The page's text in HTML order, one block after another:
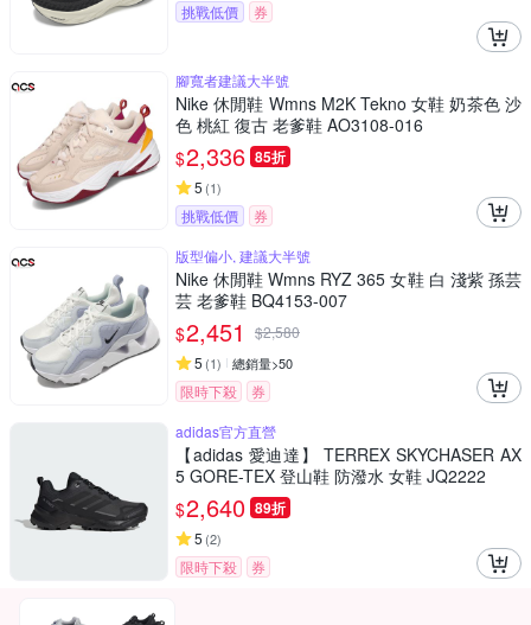
挑戰低價
券
腳寬者建議大半號
Nike 休閒鞋 Wmns M2K Tekno 女鞋 奶茶色 沙
色 桃紅 復古 老爹鞋 AO3108-016
$2,336 85折
5 (1)
挑戰低價
券
版型偏小, 建議大半號
Nike 休閒鞋 Wmns RYZ 365 女鞋 白 淺紫 孫芸
芸 老爹鞋 BQ4153-007
$2,451 $2,580
5 (1) 總銷量>50
限時下殺
券
adidas官方直營
【adidas 愛迪達】 TERREX SKYCHASER AX
5 GORE-TEX 登山鞋 防潑水 女鞋 JQ2222
$2,640 89折
5 (2)
限時下殺 券